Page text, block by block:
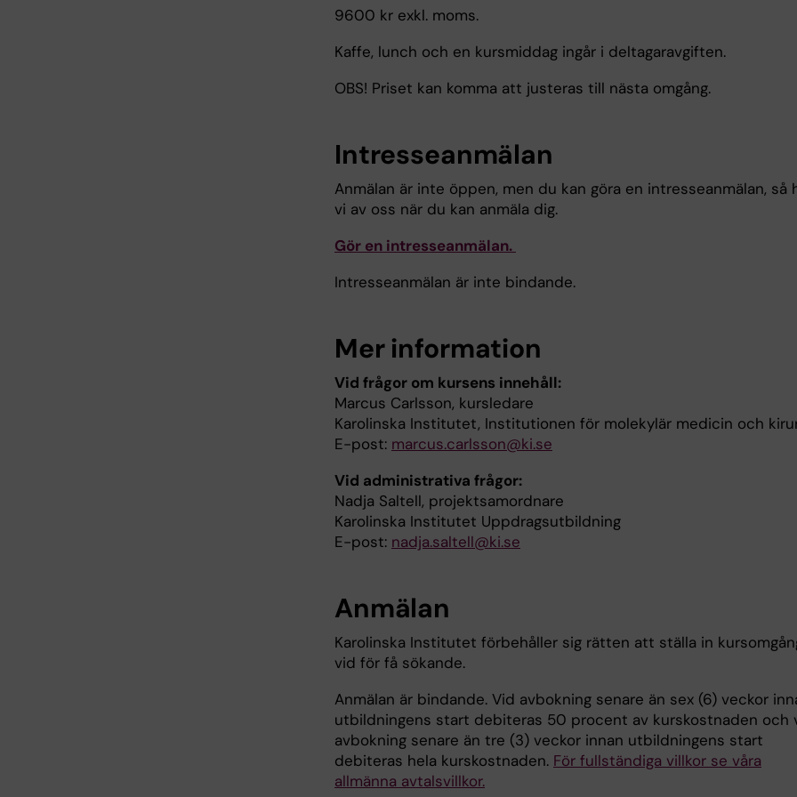
9600 kr exkl. moms.
Kaffe, lunch och en kursmiddag ingår i deltagaravgiften.
OBS! Priset kan komma att justeras till nästa omgång.
Intresseanmälan
Anmälan är inte öppen, men du kan göra en intresseanmälan, så
vi av oss när du kan anmäla dig.
Gör en intresseanmälan.
Intresseanmälan är inte bindande.
Mer information
Vid frågor om kursens innehåll:
Marcus Carlsson, kursledare
Karolinska Institutet, Institutionen för molekylär medicin och
E-post: marcus.carlsson@ki.se
Vid administrativa frågor:
Nadja Saltell, projektsamordnare
Karolinska Institutet Uppdragsutbildning
E-post: nadja.saltell@ki.se
Anmälan
Karolinska Institutet förbehåller sig rätten att ställa in
vid för få sökande.
Anmälan är bindande. Vid avbokning senare än sex (6) veckor
utbildningens start debiteras 50 procent av kurskostnaden och
avbokning senare än tre (3) veckor innan utbildningens start
debiteras hela kurskostnaden. För fullständiga villkor se våra
allmänna avtalsvillkor.